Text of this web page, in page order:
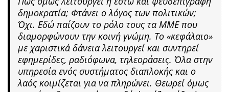
δημοκρατία; Φτάνει ο λόγος των πολιτικών;
Όχι. Εδώ παίζουν το ρόλο τους τα ΜΜΕ που
διαμορφώνουν την κοινή γνώμη. Το «κεφάλαιο»
με χαριστικά δάνεια λειτουργεί και συντηρεί
εφημερίδες, ραδιόφωνα, τηλεοράσεις. Όλα στην
υπηρεσία ενός συστήματος διαπλοκής και ο
λαός κοιμίζεται για να πληρώνει. Θεωρεί όμως